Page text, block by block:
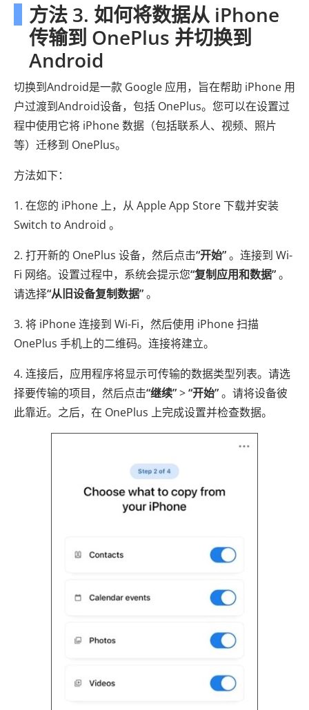
方法 3. 如何将数据从 iPhone
传输到 OnePlus 并切换到
Android
切换到Android是一款 Google 应用，旨在帮助 iPhone 用
户过渡到Android设备，包括 OnePlus。您可以在设置过
程中使用它将 iPhone 数据（包括联系人、视频、照片
等）迁移到 OnePlus。
方法如下：
1. 在您的 iPhone 上，从 Apple App Store 下载并安装
Switch to Android 。
2. 打开新的 OnePlus 设备，然后点击“开始”。连接到 Wi-
Fi 网络。设置过程中，系统会提示您“复制应用和数据”。
请选择“从旧设备复制数据”。
3. 将 iPhone 连接到 Wi-Fi，然后使用 iPhone 扫描
OnePlus 手机上的二维码。连接将建立。
4. 连接后，应用程序将显示可传输的数据类型列表。请选
择要传输的项目，然后点击“继续”>“开始”。请将设备彼
此靠近。之后，在 OnePlus 上完成设置并检查数据。